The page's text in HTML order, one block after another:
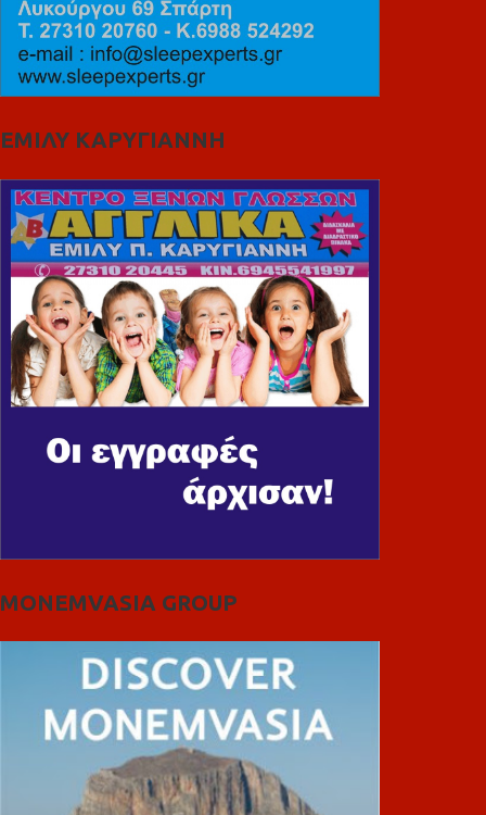
ΕΜΙΛΥ ΚΑΡΥΓΙΑΝΝΗ
MONEMVASIA GROUP